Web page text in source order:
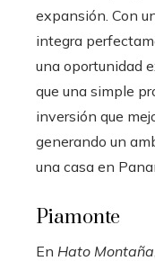
expansión. Con
integra
una oportunidad
que una simple
inversión que
generando un
una casa en
Piamonte
En Hato Montaña